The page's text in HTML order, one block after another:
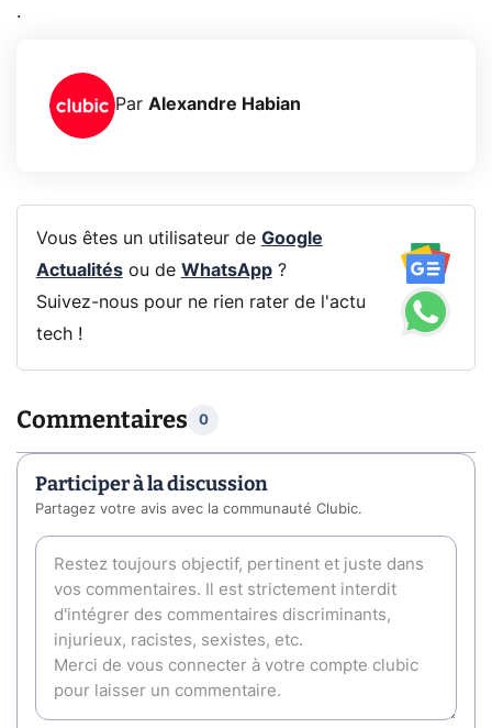
.
Par Alexandre Habian
Vous êtes un utilisateur de Google
Actualitésou de WhatsApp?
Suivez-nous pour ne rien rater de l'actu
tech !
Commentaires 0
Participer à la discussion
Partagez votre avis avec la communauté Clubic.